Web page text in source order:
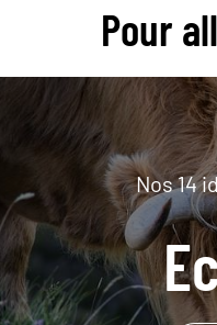
Pour
Nos 14